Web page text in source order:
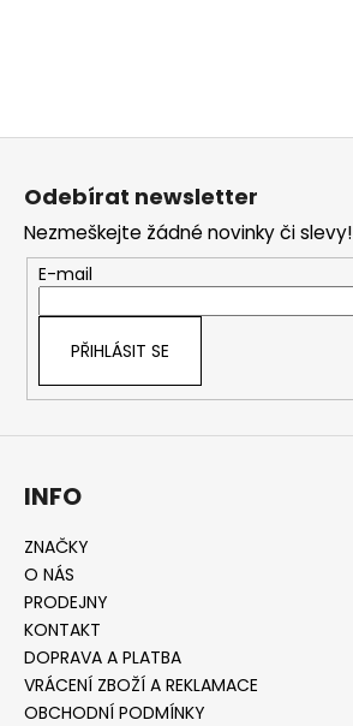
Z
Odebírat newsletter
Nezmeškejte žádné novinky či slevy!
E-mail
PŘIHLÁSIT SE
INFO
ZNAČKY
O NÁS
PRODEJNY
KONTAKT
DOPRAVA A PLATBA
VRÁCENÍ ZBOŽÍ A REKLAMACE
OBCHODNÍ PODMÍNKY